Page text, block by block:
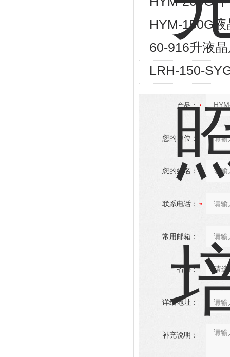
HYM-150G
60-916升液
LRH-150-
产品：
您的单位：
您的姓名：
联系电话：
常用邮箱：
省份：
详细地址：
补充说明：